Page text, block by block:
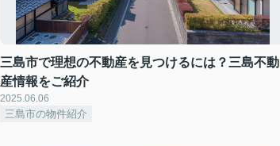
三島市で理想の不動産を見つけるには？三島不動
産情報をご紹介
2025.06.06
三島市の物件紹介